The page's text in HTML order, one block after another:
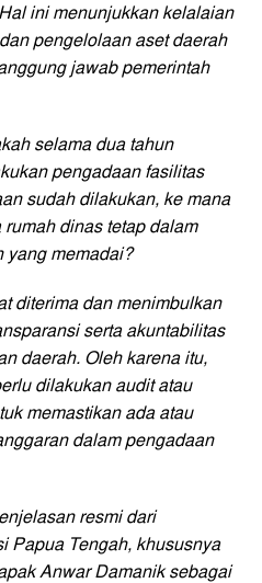
ini menunjukkan kelalaian
pengelolaan aset daerah
jawab pemerintah
selama dua tahun
pengadaan fasilitas
sudah dilakukan, ke mana
dinas tetap dalam
yang memadai?
diterima dan menimbulkan
serta akuntabilitas
daerah. Oleh karena itu,
dilakukan audit atau
memastikan ada atau
dalam pengadaan
resmi dari
Papua Tengah, khususnya
Anwar Damanik sebagai